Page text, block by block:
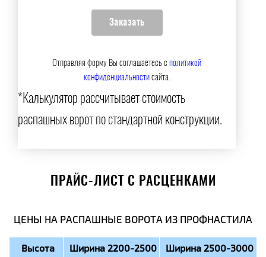
Отправляя форму Вы соглашаетесь сполитикой
конфиденциальностисайта.
*Калькулятор рассчитывает стоимость
распашных ворот по стандартной конструкции.
ПРАЙС-ЛИСТ С РАСЦЕНКАМИ
ЦЕНЫ НА РАСПАШНЫЕ ВОРОТА ИЗ ПРОФНАСТИЛА
Высота Ширина 2200-2500 Ширина 2500-3000